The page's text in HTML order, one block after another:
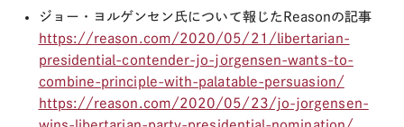
ジョー・ヨルゲンセン氏について報じたReasonの記事
https://reason.com/2020/05/21/libertarian-
presidential-contender-jo-jorgensen-wants-to-
combine-principle-with-palatable-persuasion/
https://reason.com/2020/05/23/jo-jorgensen-